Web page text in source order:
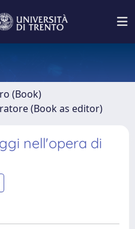
(Book)
(Book as editor)
nell'opera di